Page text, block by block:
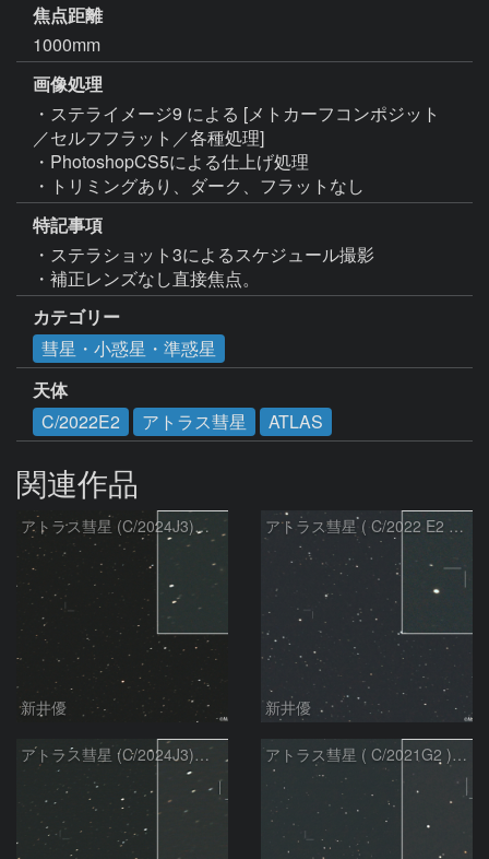
焦点距離
1000mm
画像処理
・ステライメージ9 による [メトカーフコンポジット
／セルフフラット／各種処理]
・PhotoshopCS5による仕上げ処理
・トリミングあり、ダーク、フラットなし
特記事項
・ステラショット3によるスケジュール撮影
・補正レンズなし直接焦点。
カテゴリー
彗星・小惑星・準惑星
天体
C/2022E2
アトラス彗星 ATLAS
関連作品
アトラス彗星 (C/2024J3)：2026/08/05
新井優
アトラス彗星 ( C/2022 E2 )：2026/07/27
新井優
アトラス彗星 (C/2024J3)：2026/07/26 アトラス彗星 ( C/2021G2 )：2026/07/09